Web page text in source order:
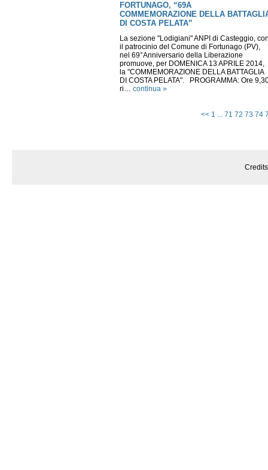
FORTUNAGO, “69A
COMMEMORAZIONE DELLA
DI COSTA PELATA”
La sezione "Lodigiani" ANPI di Casteggio,
il patrocinio del Comune di Fortunago (PV),
nel 69°Anniversario della Liberazione
promuove, per DOMENICA 13 APRILE 2014,
la "COMMEMORAZIONE DELLA BATTAGLIA
DI COSTA PELATA". PROGRAMMA: Ore
ri… continua »
<< 1 ... 71 72 73 74